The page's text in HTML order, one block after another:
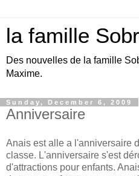
la famille
Des nouvelles de la famille
Maxime.
Sunday, December 6, 2009
Anniversaire
Anais est alle a l'anniversaire
classe. L'anniversaire s'est
d'attractions pour enfants.